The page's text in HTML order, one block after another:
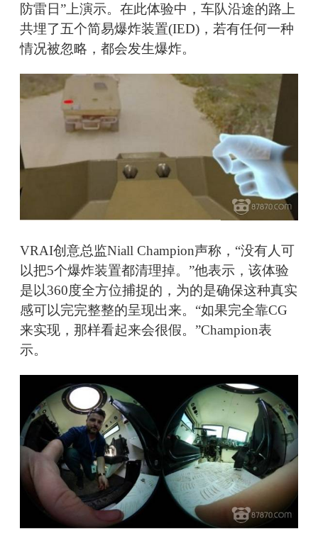
防雷日”上演示。在此体验中，车队沿途的路上
共埋了五个简易爆炸装置(IED)，若有任何一种
情况被忽略，都会发生爆炸。
VRAI创意总监Niall Champion声称，“没有人可
以把5个爆炸装置都清理掉。”他表示，该体验
是以360度全方位捕捉的，为的是确保这种真实
感可以完完整整的呈现出来。“如果完全靠CG
来实现，那样看起来会很假。”Champion表
示。